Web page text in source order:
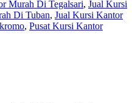
Murah Di Tegalsari, Jual Kursi
Di Tuban, Jual Kursi Kantor
, Pusat Kursi Kantor